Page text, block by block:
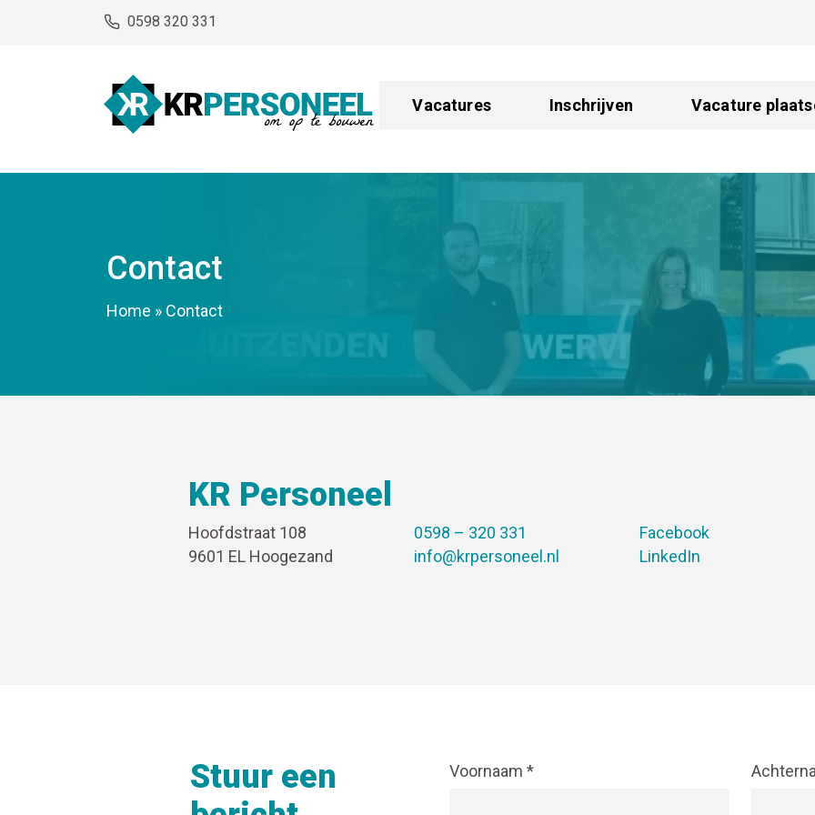
0598 320 331
Vacatures Inschrijven Vacature
Contact
Home » Contact
KR Personeel
Hoofdstraat 108
9601 EL Hoogezand
0598 – 320 331
info@krpersoneel.nl
Facebook
LinkedIn
Stuur een
Voornaam *